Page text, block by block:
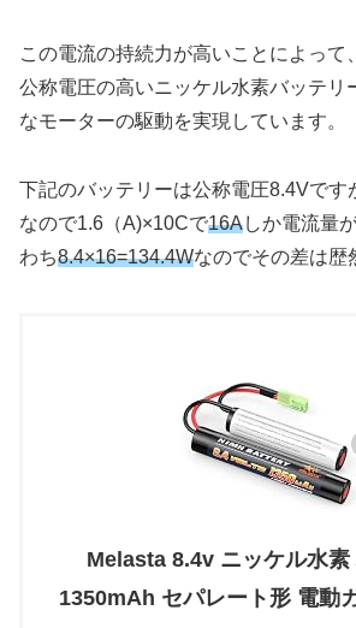
この電流の持続力が高いことによって
公称電圧の高いニッケル水素バッテリ
なモーターの駆動を実現しています。
下記のバッテリーは公称電圧8.4Vです
なので1.6（A)×10Cで16Aしか電流量
わち8.4×16=134.4Wなのでその差は歴
Melasta 8.4v ニッケル水素
1350mAh セパレート形 電動